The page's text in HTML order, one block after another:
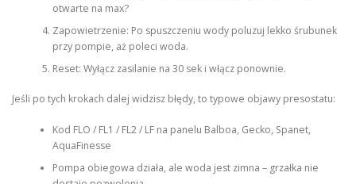
otwarte na max?
Zapowietrzenie: Po spuszczeniu wody poluzuj lekko śrubunek
przy pompie, aż poleci woda.
Reset: Wyłącz zasilanie na 30 sek i włącz ponownie.
Jeśli po tych krokach dalej widzisz błędy, to typowe objawy presostatu:
Kod FLO / FL1 / FL2 / LF na panelu Balboa, Gecko, Spanet,
AquaFinesse
Pompa obiegowa działa, ale woda jest zimna – grzałka nie